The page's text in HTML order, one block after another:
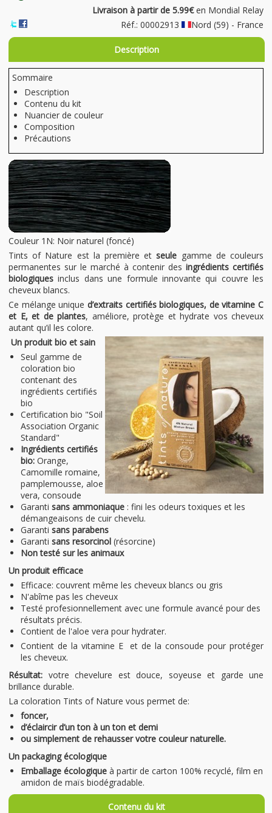
Livraison à partir de 5.99€en Mondial Relay
Réf.: 00002913
Nord (59) - France
Description
Sommaire
Description
Contenu du kit
Nuancier de couleur
Composition
Précautions
Couleur 1N: Noir naturel (foncé)
Tints of Nature est la première etseule gamme de couleurs
permanentes sur le marché à contenir des ingrédients certifiés
biologiquesinclus dans une formule innovante qui couvre les
cheveux blancs.
Ce mélange unique d’extraits certifiés biologiques, de vitamine C
et E, et de plantes, améliore, protège et hydrate vos cheveux
autant qu’il les colore.
Un produit bio et sain
Seul gamme de
coloration bio
contenant des
ingrédients certifiés
bio
Certification bio "Soil
Association Organic
Standard"
Ingrédients certifiés
bio: Orange,
Camomille romaine,
pamplemousse, aloe
vera, consoude
Garanti sans ammoniaque : fini les odeurs toxiques et les
démangeaisons de cuir chevelu.
Garanti sans parabens
Garanti sans resorcinol (résorcine)
Non testé sur les animaux
Un produit efficace
Efficace: couvrent même les cheveux blancs ou gris
N'abîme pas les cheveux
Testé profesionnellement avec une formule avancé pour des
résultats précis.
Contient de l'aloe vera pour hydrater.
Contient de la vitamine E et de la consoude pour protéger
les cheveux.
Résultat: votre chevelure est douce, soyeuse et garde une
brillance durable.
La coloration Tints of Nature vous permet de:
foncer,
d’éclaircir d’un ton à un ton et demi
ou simplement de rehausser votre couleur naturelle.
Un packaging écologique
Emballage écologique à partir de carton 100% recyclé, film en
amidon de maïs biodégradable.
Contenu du kit